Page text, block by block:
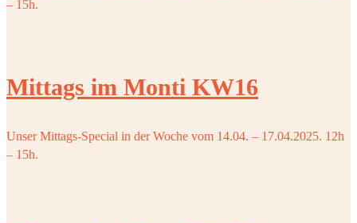
– 15h.
Mittags im Monti KW16
Unser Mittags-Special in der Woche vom 14.04. – 17.04.2025. 12h
– 15h.